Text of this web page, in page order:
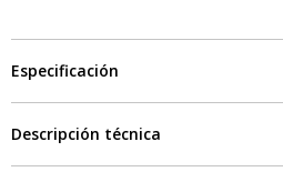
Especificación
Descripción técnica